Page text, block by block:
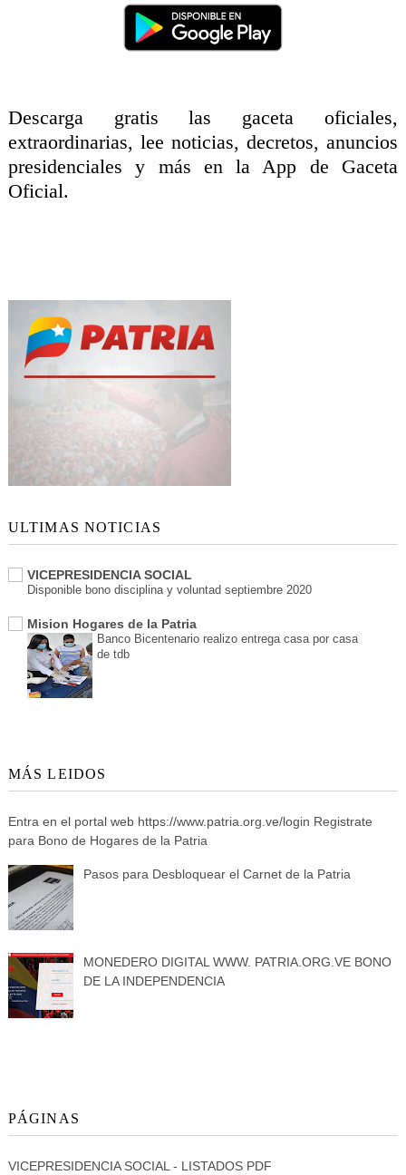
Descarga gratis las gaceta oficiales,
extraordinarias, lee noticias, decretos, anuncios
presidenciales y más en la App de Gaceta
Oficial.
ULTIMAS NOTICIAS
VICEPRESIDENCIA SOCIAL
Disponible bono disciplina y voluntad septiembre 2020
Mision Hogares de la Patria
Banco Bicentenario realizo entrega casa por casa
de tdb
MÁS LEIDOS
Entra en el portal web https://www.patria.org.ve/login Registrate
para Bono de Hogares de la Patria
Pasos para Desbloquear el Carnet de la Patria
MONEDERO DIGITAL WWW. PATRIA.ORG.VE BONO
DE LA INDEPENDENCIA
PÁGINAS
VICEPRESIDENCIA SOCIAL - LISTADOS PDF